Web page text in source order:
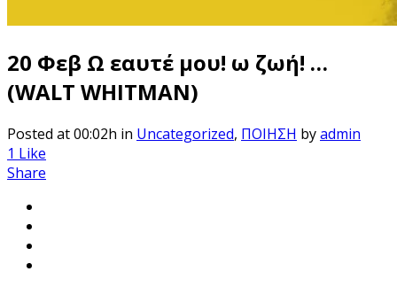
20 Φεβ Ω εαυτέ μου! ω ζωή! …
(WALT WHITMAN)
Posted at 00:02h in Uncategorized, ΠΟΙΗΣΗ byadmin
1 Like
Share